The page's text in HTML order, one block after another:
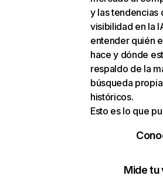
y las tendencias
visibilidad en la
entender quién
hace y dónde
respaldo de la
búsqueda
históricos.
Esto es lo que
Mide tu